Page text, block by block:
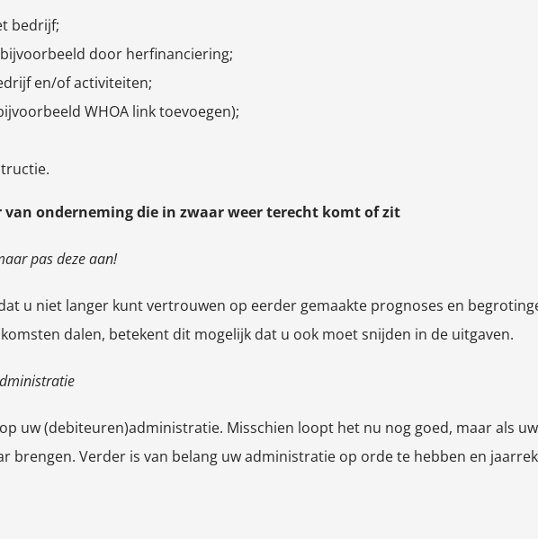
bedrijf;
door herfinanciering;
en/of activiteiten;
WHOA link toevoegen);
onderneming die in zwaar weer terecht komt of zit
pas deze aan!
u niet langer kunt vertrouwen op eerder gemaakte prognoses en
dalen, betekent dit mogelijk dat u ook moet snijden in de uitgaven.
uw (debiteuren)administratie. Misschien loopt het nu nog goed, maar als
brengen. Verder is van belang uw administratie op orde te hebben en